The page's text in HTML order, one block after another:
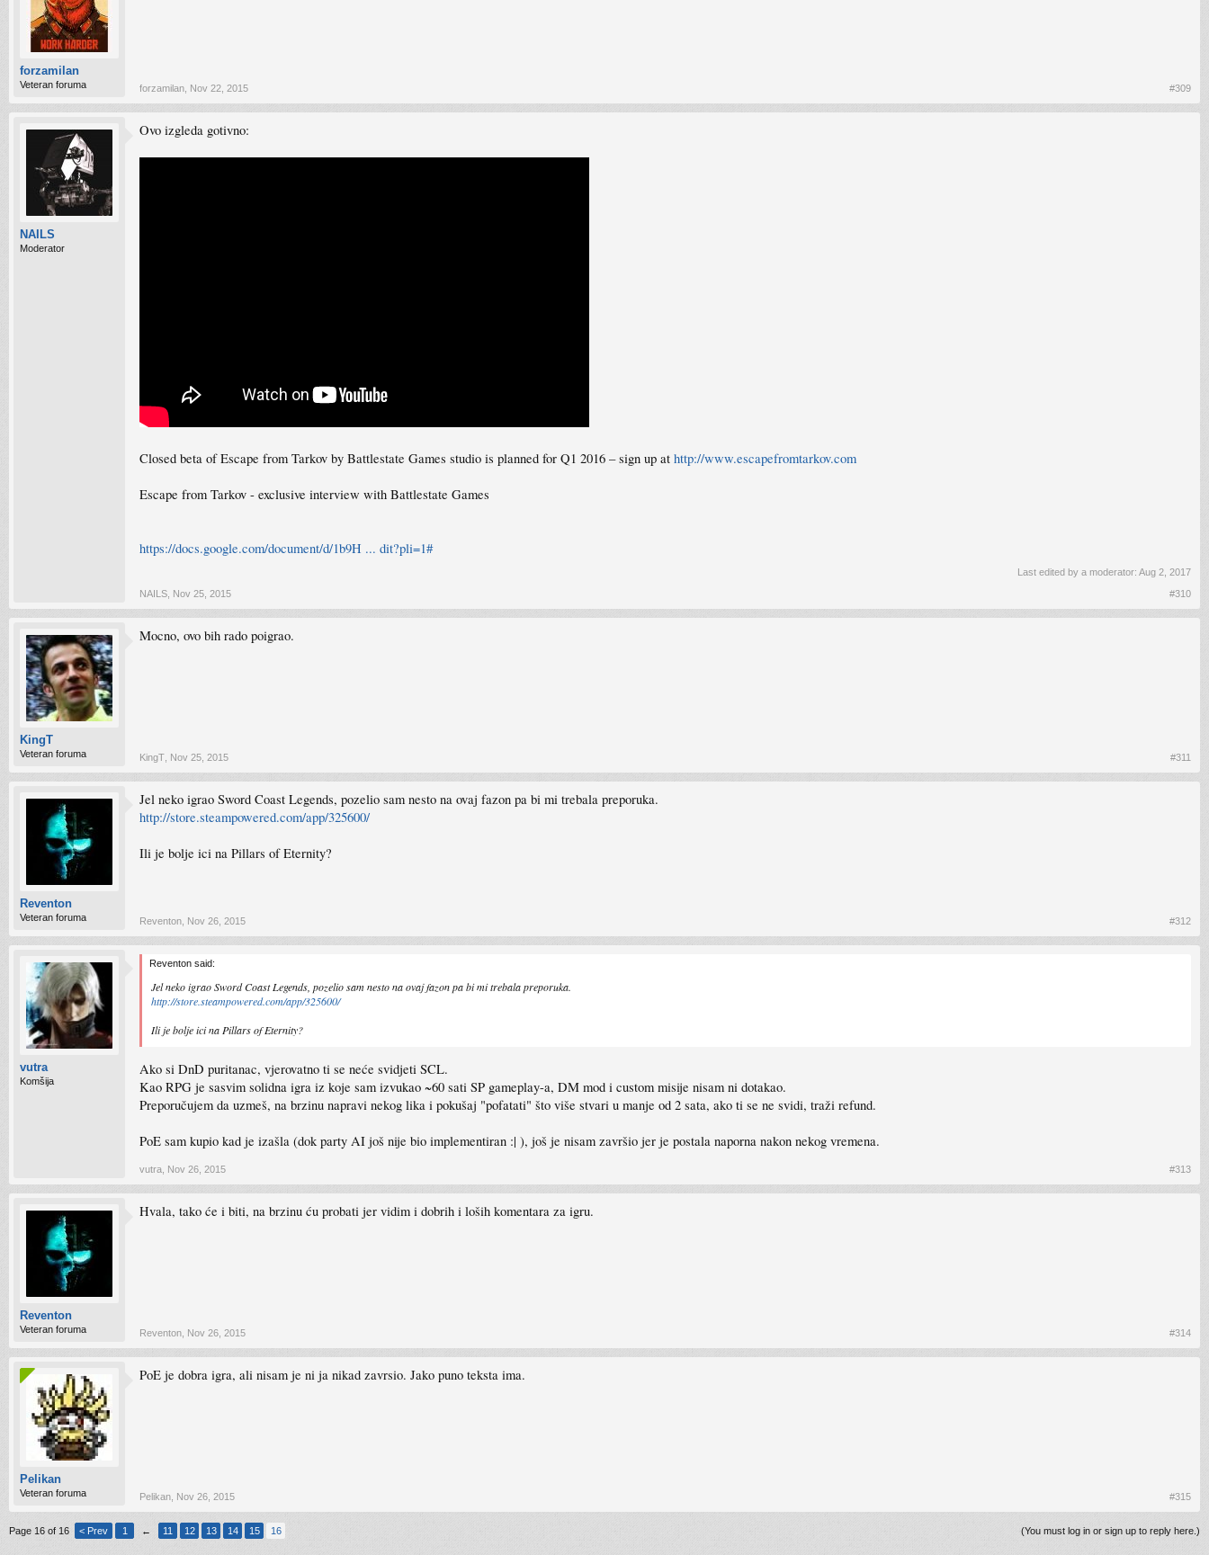
forzamilan
Veteran foruma forzamilan Nov 22, 2015 #309
NAILS
Moderator
Ovo izgleda gotivno:
Closed beta of Escape from Tarkov by Battlestate Games studio is planned for Q1 2016 – sign up at http://www.escapefromtarkov.com
Escape from Tarkov - exclusive interview with Battlestate Games
https://docs.google.com/document/d/1b9H ... dit?pli=1#
Last edited by a moderator: Aug 2, 2017
NAILS Nov 25, 2015 #310
KingT
Veteran foruma
Mocno, ovo bih rado poigrao.
KingT Nov 25, 2015 #311
Reventon
Veteran foruma
Jel neko igrao Sword Coast Legends, pozelio sam nesto na ovaj fazon pa bi mi trebala preporuka.
http://store.steampowered.com/app/325600/
Ili je bolje ici na Pillars of Eternity?
Reventon Nov 26, 2015 #312
vutra
Komšija
Reventon said:
Jel neko igrao Sword Coast Legends, pozelio sam nesto na ovaj fazon pa bi mi trebala preporuka.
http://store.steampowered.com/app/325600/
Ili je bolje ici na Pillars of Eternity?
Ako si DnD puritanac, vjerovatno ti se neće svidjeti SCL.
Kao RPG je sasvim solidna igra iz koje sam izvukao ~60 sati SP gameplay-a, DM mod i custom misije nisam ni dotakao.
Preporučujem da uzmeš, na brzinu napravi nekog lika i pokušaj "pofatati" što više stvari u manje od 2 sata, ako ti se ne svidi, traži refund.
PoE sam kupio kad je izašla (dok party AI još nije bio implementiran :| ), još je nisam završio jer je postala naporna nakon nekog vremena.
vutra Nov 26, 2015 #313
Reventon
Veteran foruma
Hvala, tako će i biti, na brzinu ću probati jer vidim i dobrih i loših komentara za igru.
Reventon Nov 26, 2015 #314
Pelikan
Veteran foruma
PoE je dobra igra, ali nisam je ni ja nikad zavrsio. Jako puno teksta ima.
Pelikan Nov 26, 2015 #315
(You must log in or sign up to reply here.)
Page 16 of 16 < Prev 1 ← 11 12 13 14 15 16